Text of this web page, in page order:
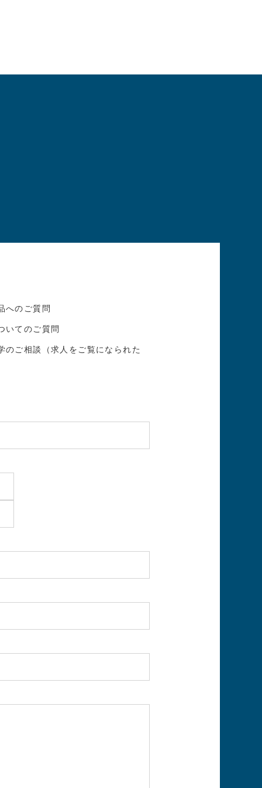
へのご質問
いてのご質問
のご相談（求人をご覧になられた